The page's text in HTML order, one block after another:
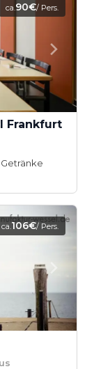
ca.90€/ Pers.
Frankfurt
ca.106€/ Pers.